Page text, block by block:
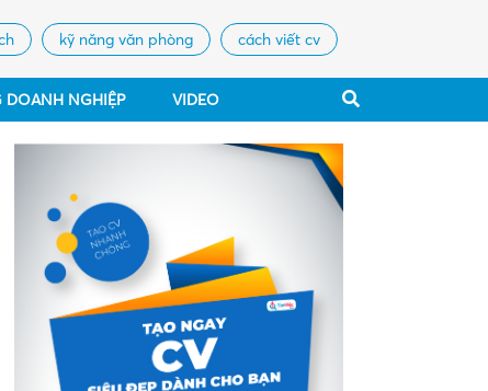
kỹ năng văn phòng cách viết cv
DOANH NGHIỆP VIDEO